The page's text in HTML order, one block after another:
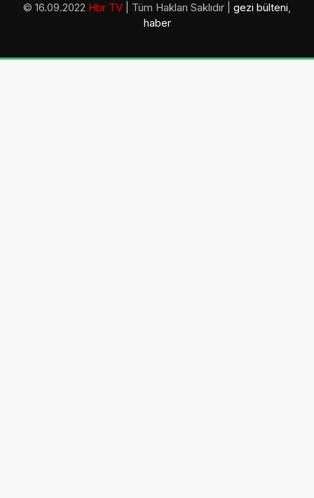
© 16.09.2022 Hbr TV | Tüm Hakları Saklıdır | gezi bülteni,
haber